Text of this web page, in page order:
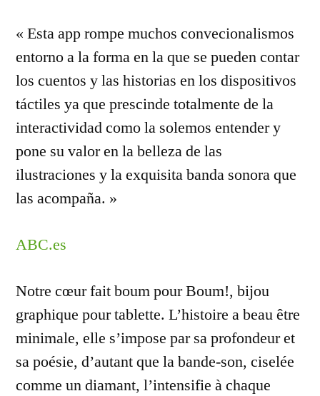
« Esta app rompe muchos convecionalismos
entorno a la forma en la que se pueden contar
los cuentos y las historias en los dispositivos
táctiles ya que prescinde totalmente de la
interactividad como la solemos entender y
pone su valor en la belleza de las
ilustraciones y la exquisita banda sonora que
las acompaña. »
ABC.es
Notre cœur fait boum pour Boum!, bijou
graphique pour tablette. L’histoire a beau être
minimale, elle s’impose par sa profondeur et
sa poésie, d’autant que la bande-son, ciselée
comme un diamant, l’intensifie à chaque